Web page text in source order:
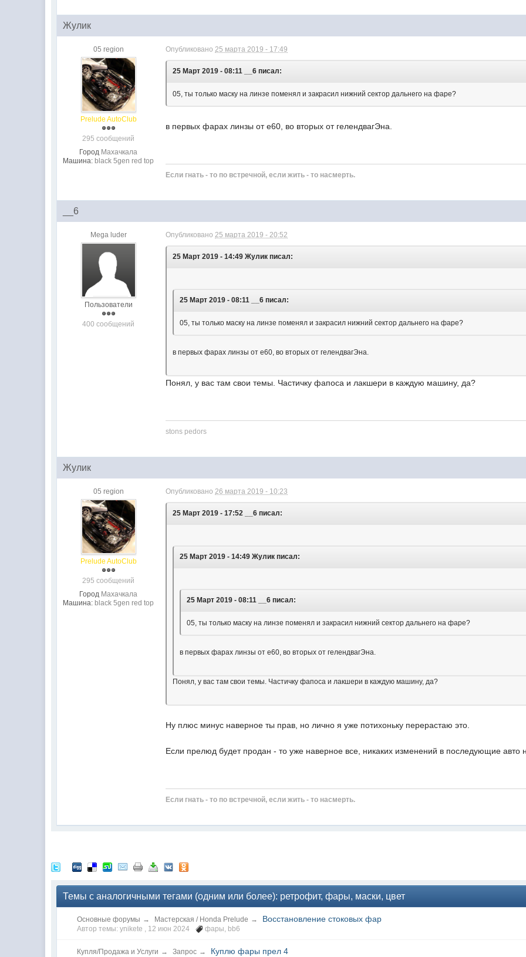
Жулик
05 region
Prelude AutoClub
295 сообщений
Город Махачкала
Машина: black 5gen red top
Опубликовано 25 марта 2019 - 17:49
25 Март 2019 - 08:11 __6 писал:
05, ты только маску на линзе поменял и закрасил нижний сектор дальнего на фаре?
в первых фарах линзы от e60, во вторых от гелендвагЭна.
Если гнать - то по встречной, если жить - то насмерть.
__6
Mega luder
Пользователи
400 сообщений
Опубликовано 25 марта 2019 - 20:52
25 Март 2019 - 14:49 Жулик писал:
25 Март 2019 - 08:11 __6 писал:
05, ты только маску на линзе поменял и закрасил нижний сектор дальнего на фаре?
в первых фарах линзы от e60, во вторых от гелендвагЭна.
Понял, у вас там свои темы. Частичку фапоса и лакшери в каждую машину, да?
stons pedors
Жулик
05 region
Prelude AutoClub
295 сообщений
Город Махачкала
Машина: black 5gen red top
Опубликовано 26 марта 2019 - 10:23
25 Март 2019 - 17:52 __6 писал:
25 Март 2019 - 14:49 Жулик писал:
25 Март 2019 - 08:11 __6 писал:
05, ты только маску на линзе поменял и закрасил нижний сектор дальнего на фаре?
в первых фарах линзы от e60, во вторых от гелендвагЭна.
Понял, у вас там свои темы. Частичку фапоса и лакшери в каждую машину, да?
Ну плюс минус наверное ты прав, но лично я уже потихоньку перерастаю это.
Если прелюд будет продан - то уже наверное все, никаких изменений в последующие авто
Если гнать - то по встречной, если жить - то насмерть.
Темы с аналогичными тегами (одним или более): ретрофит, фары, маски, цвет
Основные форумы → Мастерская / Honda Prelude → Восстановление стоковых фар
Автор темы: ynikete , 12 июн 2024 фары bb6
Купля/Продажа и Услуги → Запрос → Куплю фары прел 4